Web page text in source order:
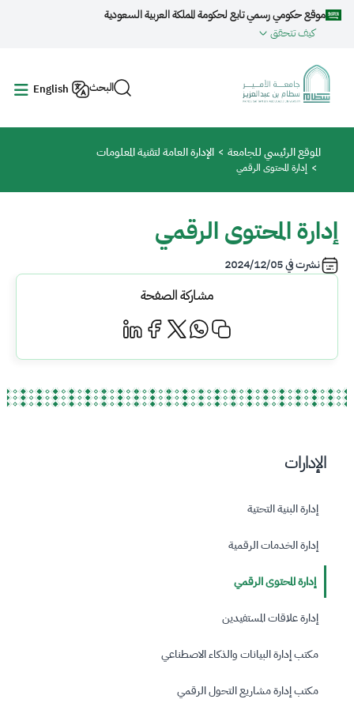
تجاوز إلى المحتوى الرئيسي
موقع حكومي رسمي تابع لحكومة المملكة العربية السعودية
كيف تتحقق
البحث English
مسار التنقل
الموقع الرئيسي للجامعة الإدارة العامة لتقنية المعلومات
إدارة المحتوى الرقمي
إدارة المحتوى الرقمي
نشرت في2024/12/05
مشاركة الصفحة
الإدارات
إدارة البنية التحتية
إدارة الخدمات الرقمية
إدارة المحتوى الرقمي
إدارة علاقات المستفيدين
مكتب إدارة البيانات والذكاء الاصطناعي
مكتب إدارة مشاريع التحول الرقمي